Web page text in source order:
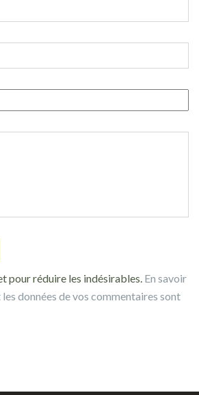
pour réduire les indésirables. En savoir
données de vos commentaires sont